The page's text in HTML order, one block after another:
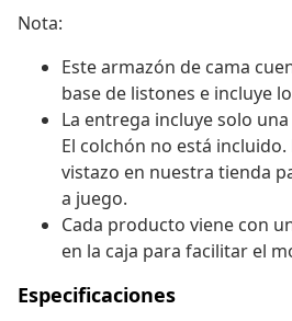
Nota:
Este armazón de cama
base de listones e incluye
La entrega incluye solo
El colchón no está
vistazo en nuestra tienda
a juego.
Cada producto viene con
en la caja para facilitar el
Especificaciones